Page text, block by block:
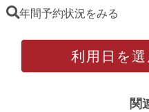
年間予約状況をみる
利用日を
関